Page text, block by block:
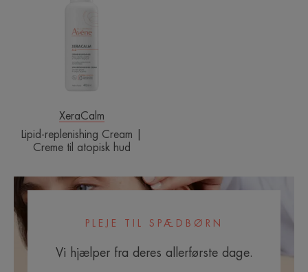
Creme
til
atopisk
hud
XeraCalm
Lipid-replenishing Cream |
Creme til atopisk hud
PLEJE TIL SPÆDBØRN
Vi hjælper fra deres allerførste dage.